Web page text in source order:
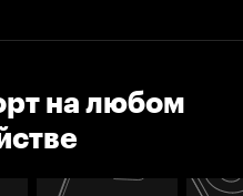
на любом